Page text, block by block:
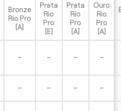
Bronze
Rio Pro
[A]
Prata
Rio
Pro
[E]
Prata
Rio
Pro
[A]
Ouro
Rio
Pro
[A]
– – – –
– – – –